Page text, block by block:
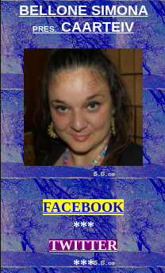
BELLONE SIMONA
PRES.CAARTEIV
FACEBOOK
***
TWITTER
***